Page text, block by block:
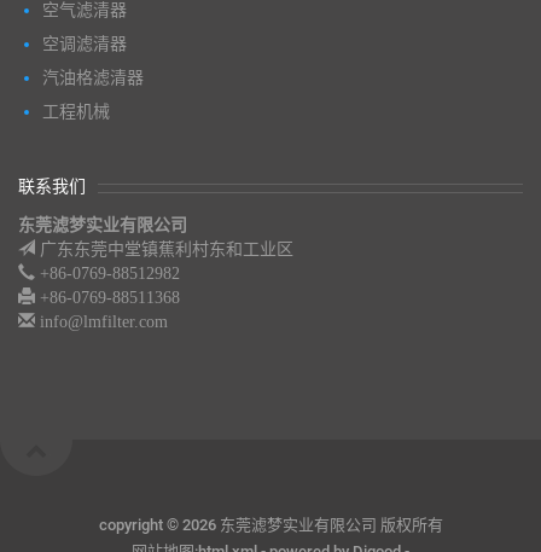
空气滤清器
空调滤清器
汽油格滤清器
工程机械
联系我们
东莞滤梦实业有限公司
广东东莞中堂镇蕉利村东和工业区
+86-0769-88512982
+86-0769-88511368
info@lmfilter.com
copyright © 2026 东莞滤梦实业有限公司 版权所有